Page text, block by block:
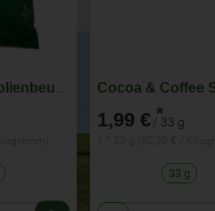
Sauerkraut, Folienbeutel
1,99 € *
/ 33 g
33 g